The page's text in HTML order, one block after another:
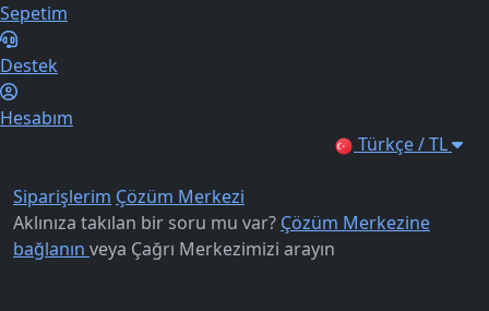
Sepetim
Destek
Hesabım
Türkçe / TL
Siparişlerim Çözüm Merkezi
Aklınıza takılan bir soru mu var? Çözüm Merkezine
bağlanın veya Çağrı Merkezimizi arayın